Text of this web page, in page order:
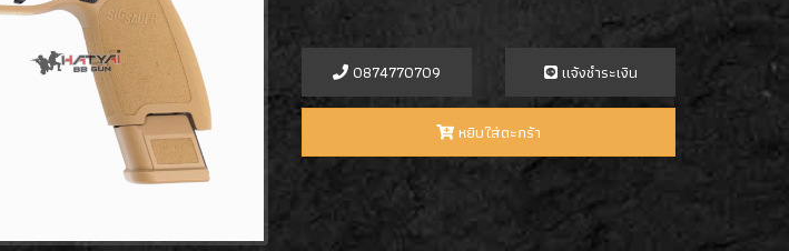
0874770709 เเจ้งชำระเงิน
หยิบใส่ตะกร้า